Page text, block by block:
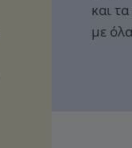
και
με